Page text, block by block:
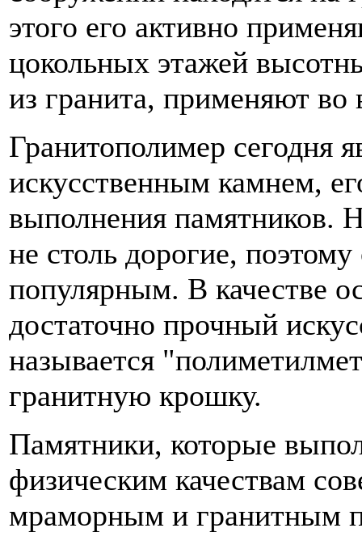
этого его активно
цокольных этажей
из гранита, применяют во
Гранитополимер сегодня
искусственным камнем,
выполнения памятников.
не столь дорогие,
популярным. В качестве
достаточно прочный
называется
гранитную крошку.
Памятники, которые
физическим качествам
мраморным и гранитным